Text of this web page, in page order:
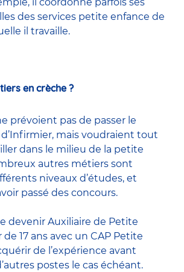
il coordonne parfois ses
des services petite enfance de
il travaille.
en crèche ?
prévoient pas de passer le
d’Infirmier, mais voudraient tout
dans le milieu de la petite
autres métiers sont
niveaux d’études, et
passé des concours.
devenir Auxiliaire de Petite
de 17 ans avec un CAP Petite
de l’expérience avant
postes le cas échéant.